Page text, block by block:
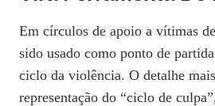
Em círculos de apoio a vítimas
sido usado como ponto de
ciclo da violência. O detalhe
representação do “ciclo de